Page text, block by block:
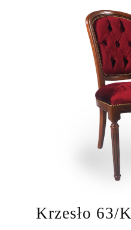
Krzesło 63/K